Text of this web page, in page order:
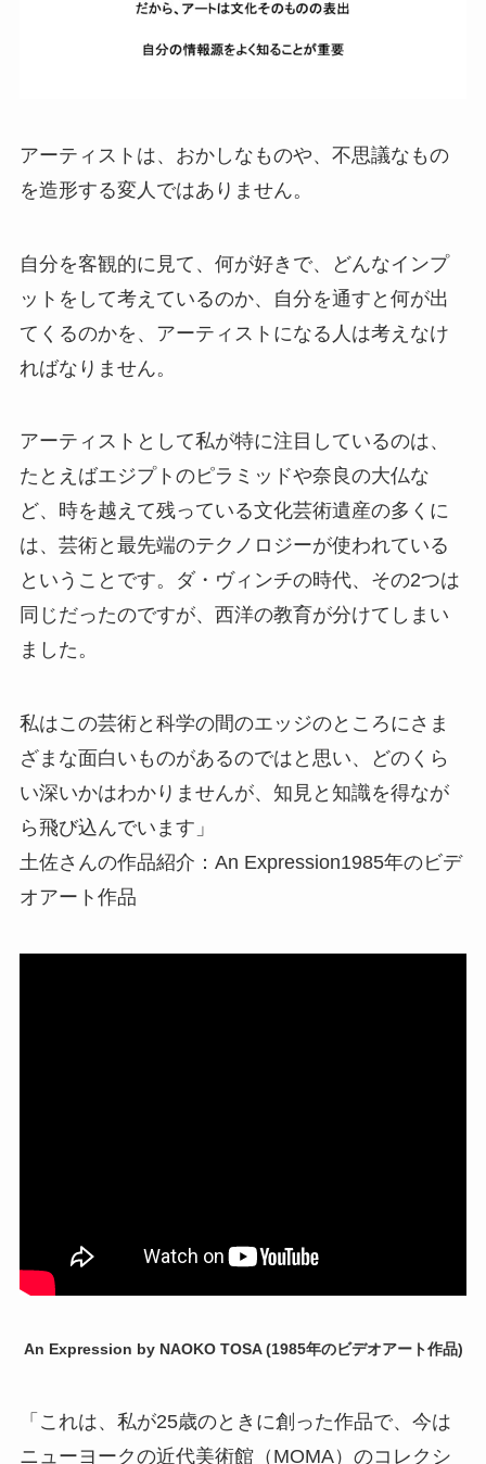
アーティストは、おかしなものや、不思議なもの
を造形する変人ではありません。
自分を客観的に見て、何が好きで、どんなインプ
ットをして考えているのか、自分を通すと何が出
てくるのかを、アーティストになる人は考えなけ
ればなりません。
アーティストとして私が特に注目しているのは、
たとえばエジプトのピラミッドや奈良の大仏な
ど、時を越えて残っている文化芸術遺産の多くに
は、芸術と最先端のテクノロジーが使われている
ということです。ダ・ヴィンチの時代、その2つは
同じだったのですが、西洋の教育が分けてしまい
ました。
私はこの芸術と科学の間のエッジのところにさま
ざまな面白いものがあるのではと思い、どのくら
い深いかはわかりませんが、知見と知識を得なが
ら飛び込んでいます」
土佐さんの作品紹介：An Expression1985年のビデ
オアート作品
An Expression by NAOKO TOSA (1985年のビデオアート作品)
「これは、私が25歳のときに創った作品で、今は
ニューヨークの近代美術館（MOMA）のコレクシ